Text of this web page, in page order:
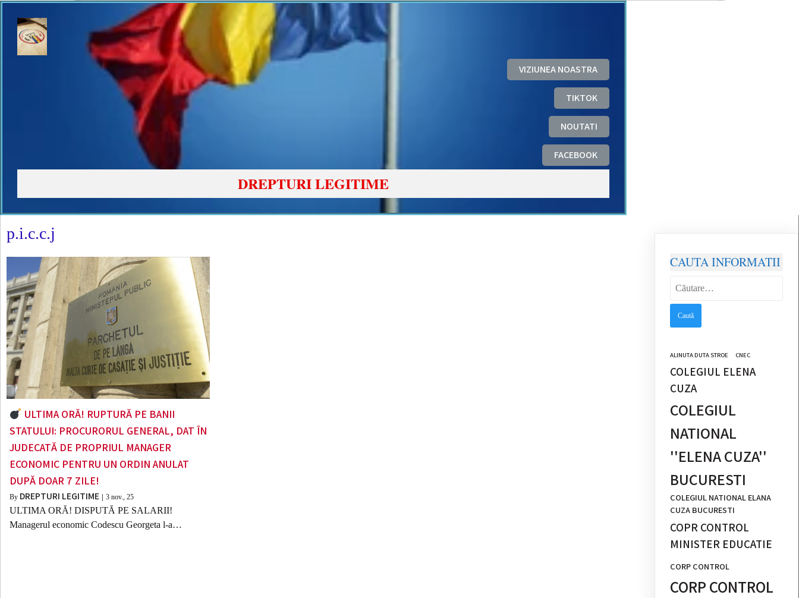
VIZIUNEA NOASTRA
TIKTOK
NOUTATI
FACEBOOK
DREPTURI LEGITIME
p.i.c.c.j
ULTIMA ORĂ! RUPTURĂ PE BANII
STATULUI: PROCURORUL GENERAL, DAT ÎN
JUDECATĂ DE PROPRIUL MANAGER
ECONOMIC PENTRU UN ORDIN ANULAT
DUPĂ DOAR 7 ZILE!
By DREPTURI LEGITIME 3 nov., 25
ULTIMA ORĂ! DISPUTĂ PE SALARII!
Managerul economic Codescu Georgeta l-a…
CAUTA INFORMATII
ALINUTA DUTA STROE CNEC
COLEGIUL ELENA
CUZA
COLEGIUL
NATIONAL
''ELENA CUZA''
BUCURESTI
COLEGIUL NATIONAL ELANA
CUZA BUCURESTI
COPR CONTROL
MINISTER EDUCATIE
CORP CONTROL
CORP CONTROL